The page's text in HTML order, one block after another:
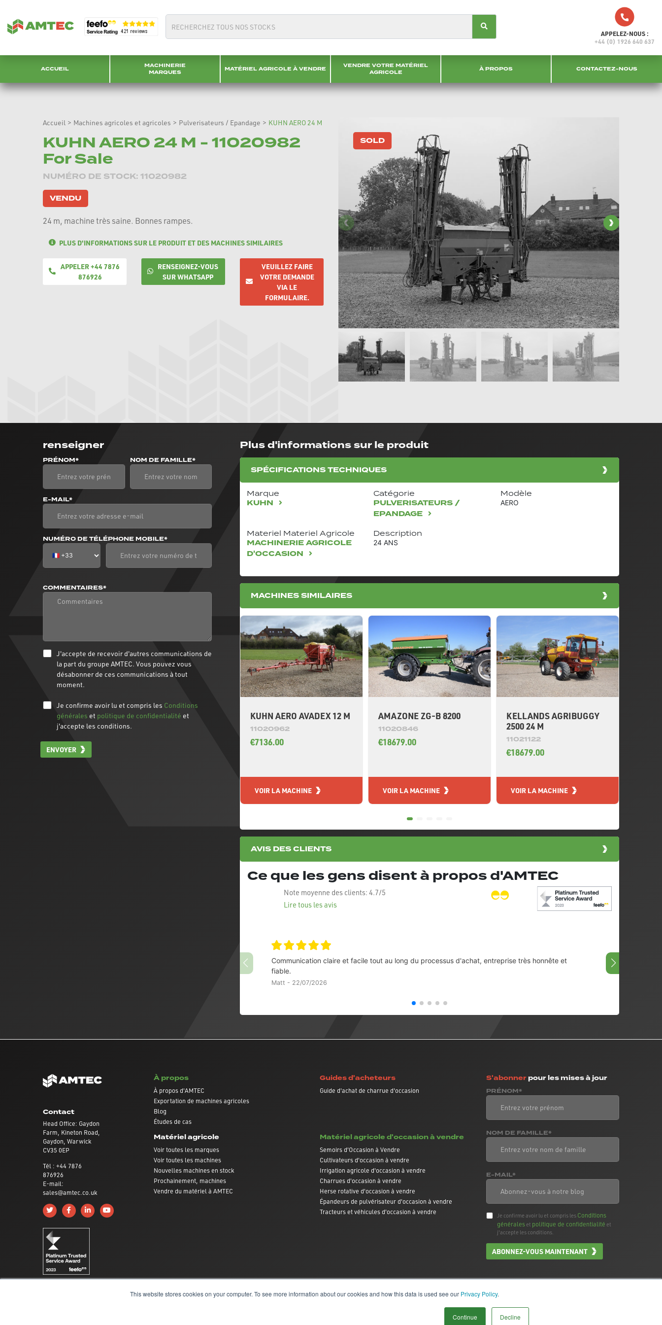
This website stores cookies on your computer. To see more information about our cookies and how this data is used see our Privacy Policy.
Continue Decline
APPELEZ-NOUS :
+44 (0) 1926 640 637
ACCUEIL
MACHINERIE
MARQUES
MATÉRIEL AGRICOLE À VENDRE
VENDRE VOTRE MATÉRIEL
AGRICOLE
À PROPOS CONTACTEZ-NOUS
SOLD
Accueil > Machines agricoles et agricoles > Pulverisateurs / Epandage > KUHN AERO 24 M
KUHN AERO 24 M - 11020982
For Sale
NUMÉRO DE STOCK: 11020982
VENDU
24 m, machine très saine. Bonnes rampes.
PLUS D'INFORMATIONS SUR LE PRODUIT ET DES MACHINES SIMILAIRES
APPELER +44 7876
876926
RENSEIGNEZ-VOUS
SUR WHATSAPP
VEUILLEZ FAIRE
VOTRE DEMANDE
VIA LE
FORMULAIRE.
renseigner
PRÉNOM* NOM DE FAMILLE*
E-MAIL*
NUMÉRO DE TÉLÉPHONE MOBILE*
COMMENTAIRES*
J'accepte de recevoir d'autres communications de
la part du groupe AMTEC. Vous pouvez vous
désabonner de ces communications à tout
moment.
Je confirme avoir lu et compris les Conditions
générales et politique de confidentialité et
j'accepte les conditions.
ENVOYER
Plus d'informations sur le produit
SPÉCIFICATIONS TECHNIQUES
Marque
KUHN
Catégorie
PULVERISATEURS /
EPANDAGE
Modèle
AERO
Description
24 ANS
Materiel Materiel Agricole
MACHINERIE AGRICOLE
D'OCCASION
MACHINES SIMILAIRES
KUHN AERO AVADEX 12 M
11020962
€7136.00
VOIR LA MACHINE
AMAZONE ZG-B 8200
11020846
€18679.00
VOIR LA MACHINE
KELLANDS AGRIBUGGY
2500 24 M
11021122
€18679.00
VOIR LA MACHINE
AVIS DES CLIENTS
Ce que les gens disent à propos d'AMTEC
Note moyenne des clients: 4.7/5
Lire tous les avis
Communication claire et facile tout au long du processus d'achat, entreprise très honnête et
fiable.
Matt - 22/07/2026
Contact
Head Office: Gaydon
Farm, Kineton Road,
Gaydon, Warwick
CV35 0EP
Tél : +44 7876
876926
E-mail:
sales@amtec.co.uk
Follow us on Twitter
Like us on Facebook
Connect with us on Linkedin
Subscribe to us on YouTube
À propos
À propos d'AMTEC
Exportation de machines agricoles
Blog
Études de cas
Guides d'acheteurs
Guide d'achat de charrue d'occasion
Matériel agricole
Voir toutes les marques
Voir toutes les machines
Nouvelles machines en stock
Prochainement, machines
Vendre du matériel à AMTEC
Matériel agricole d'occasion à vendre
Semoirs d'Occasion à Vendre
Cultivateurs d'occasion à vendre
Irrigation agricole d'occasion à vendre
Charrues d'occasion à vendre
Herse rotative d'occasion à vendre
Épandeurs de pulvérisateur d'occasion à vendre
Tracteurs et véhicules d'occasion à vendre
S'abonnerpour les mises à jour
PRÉNOM*
NOM DE FAMILLE*
E-MAIL*
Je confirme avoir lu et compris les Conditions
générales et politique de confidentialité et
j'accepte les conditions.
ABONNEZ-VOUS MAINTENANT